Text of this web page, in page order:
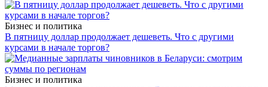
Бизнес и политика
В пятницу доллар продолжает дешеветь. Что с другими
курсами в начале торгов?
Бизнес и политика